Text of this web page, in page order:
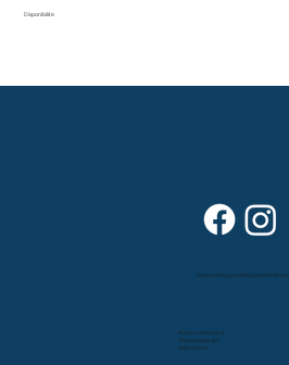
Disponibilité
Route cantonale 4
Case postale 157
1963 Vétroz
Dans vos foyers depuis plus de 80 ans